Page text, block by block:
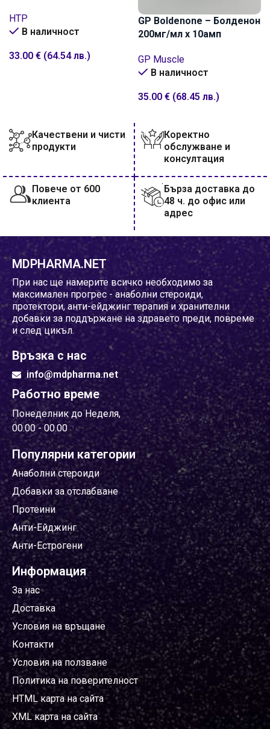
HTP
В наличност
33.00 € (64.54 лв.)
GP Boldenone – Болденон
200мг/мл x 10амп
GP Muscle
В наличност
35.00 € (68.45 лв.)
Качествени и чисти
продукти
Коректно
обслужване и
консултация
Повече от 600
клиента
Бърза доставка до
48 ч. до офис или
адрес
MDPHARMA.NET
При нас ще намерите всичко необходимо за
максимален прогрес - анаболни стероиди,
протектори, анти-ейджинг терапия и хранителни
добавки за поддържане на здравето преди, повреме
и след цикъл.
Връзка с нас
info@mdpharma.net
Работно време
Понеделник до Неделя,
00.00 - 00.00
Популярни категории
Анаболни стероиди
Добавки за отслабване
Протеини
Анти-Ейджинг
Анти-Естрогени
Информация
За нас
Доставка
Условия на връщане
Контакти
Условия на ползване
Политика на поверителност
HTML карта на сайта
XML карта на сайта